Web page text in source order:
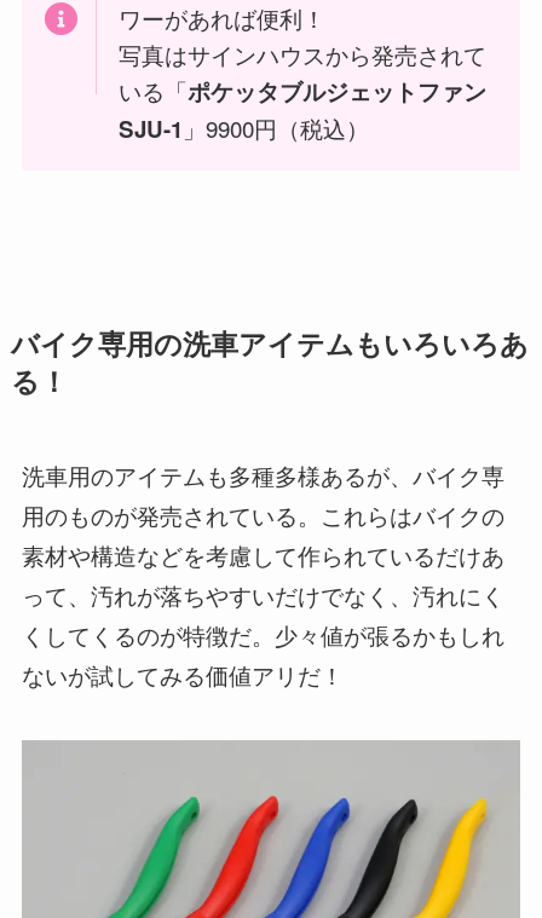
ワーがあれば便利！
写真はサインハウスから発売されて
いる「ポケッタブルジェットファン
SJU-1 」9900円（税込）
バイク専用の洗車アイテムもいろいろあ
る！
洗車用のアイテムも多種多様あるが、バイク専
用のものが発売されている。これらはバイクの
素材や構造などを考慮して作られているだけあ
って、汚れが落ちやすいだけでなく、汚れにく
くしてくるのが特徴だ。少々値が張るかもしれ
ないが試してみる価値アリだ！